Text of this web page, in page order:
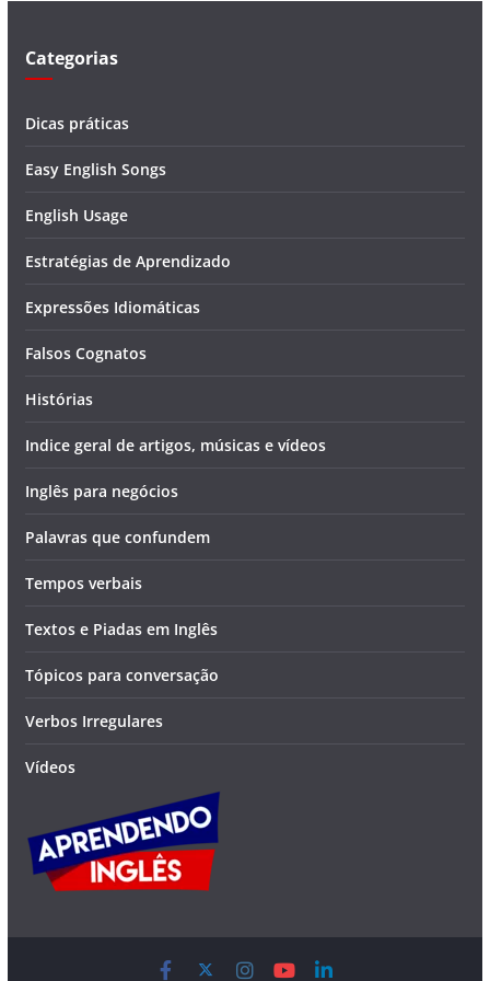
Categorias
Dicas práticas
Easy English Songs
English Usage
Estratégias de Aprendizado
Expressões Idiomáticas
Falsos Cognatos
Histórias
Indice geral de artigos, músicas e vídeos
Inglês para negócios
Palavras que confundem
Tempos verbais
Textos e Piadas em Inglês
Tópicos para conversação
Verbos Irregulares
Vídeos